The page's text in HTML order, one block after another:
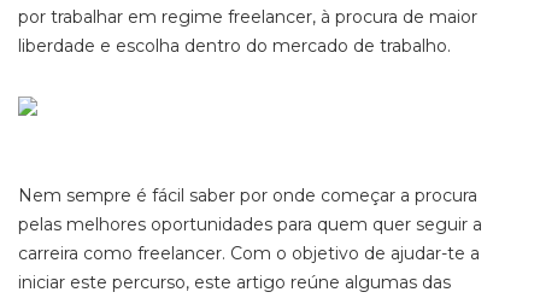
por trabalhar em regime freelancer, à procura de maior
liberdade e escolha dentro do mercado de trabalho.
Nem sempre é fácil saber por onde começar a procura
pelas melhores oportunidades para quem quer seguir a
carreira como freelancer. Com o objetivo de ajudar-te a
iniciar este percurso, este artigo reúne algumas das